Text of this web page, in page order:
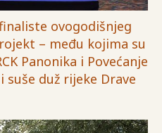
ovogodišnjeg
– među kojima su
Panonika i Povećanje
duž rijeke Drave